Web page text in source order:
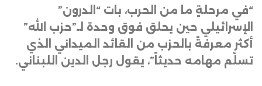
“في مرحلةٍ ما من الحرب، بات “الدرون”
الإسرائيلي حين يحلق فوق وحدة لـ”حزب الله”
أكثر معرفةً بالحزب من القائد الميداني الذي
تسلّم مهامه حديثاً”، يقول رجل الدين اللبناني.